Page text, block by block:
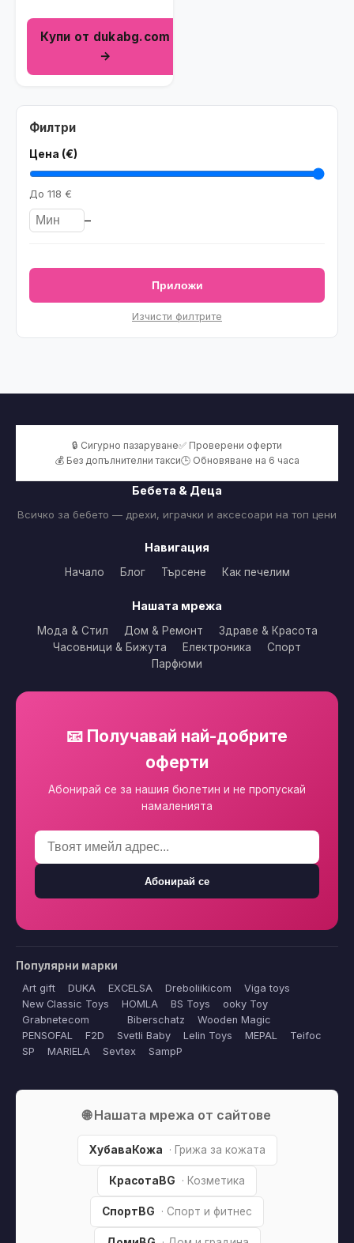
Филтри
Цена (€)
До 118 €
–
Приложи
Изчисти филтрите
Купи от dukabg.com
→
🔒 Сигурно пазаруване✅ Проверени оферти
💰 Без допълнителни такси🕒 Обновяване на 6 часа
Бебета & Деца
Всичко за бебето — дрехи, играчки и аксесоари на топ цени
Навигация
Начало Блог Търсене Как печелим
Нашата мрежа
Мода & Стил Дом & Ремонт
Здраве & Красота
Часовници & Бижута
Електроника
Спорт
Парфюми
📧 Получавай най-добрите
оферти
Абонирай се за нашия бюлетин и не пропускай
намаленията
Абонирай се
Популярни марки
Art gift DUKA EXCELSA Dreboliikicom
Viga toys
New Classic Toys
HOMLA BS Toys
ooky Toy
Grabnetecom
Biberschatz
Wooden Magic
PENSOFAL
F2D Svetli Baby Lelin Toys MEPAL
Teifoc
SP
MARIELA Sevtex SampP
🌐 Нашата мрежа от сайтове
ХубаваКожа · Грижа за кожата
КрасотаBG · Козметика
СпортBG · Спорт и фитнес